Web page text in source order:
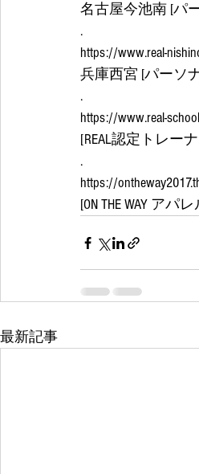
名古屋今池南 [パ
.
https://www.real-
兵庫西宮 [パーソ
.
https://www.real-
[REAL認定トレー
.
https://
[ON THE WAY アパ
最新記事